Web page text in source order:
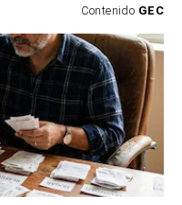
Contenido GEC